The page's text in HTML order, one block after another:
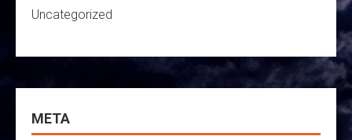
Uncategorized
META